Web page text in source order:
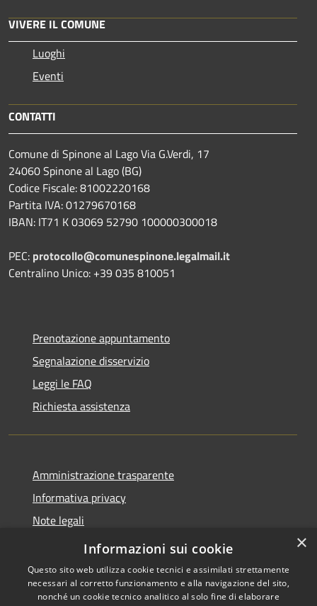
VIVERE IL COMUNE
Luoghi
Eventi
CONTATTI
Comune di Spinone al Lago Via G.Verdi, 17
24060 Spinone al Lago (BG)
Codice Fiscale: 81002220168
Partita IVA: 01279670168
IBAN: IT71 K 03069 52790 100000300018
PEC: protocollo@comunespinone.legalmail.it
Centralino Unico: +39 035 810051
Prenotazione appuntamento
Segnalazione disservizio
Leggi le FAQ
Richiesta assistenza
Amministrazione trasparente
Informativa privacy
Note legali
Dichiarazione di accessibilità
×
Informazioni sui cookie
Questo sito web utilizza cookie tecnici e assimilati strettamente
necessari al corretto funzionamento e alla navigazione del sito,
nonché un cookie tecnico analitico al solo fine di elaborare